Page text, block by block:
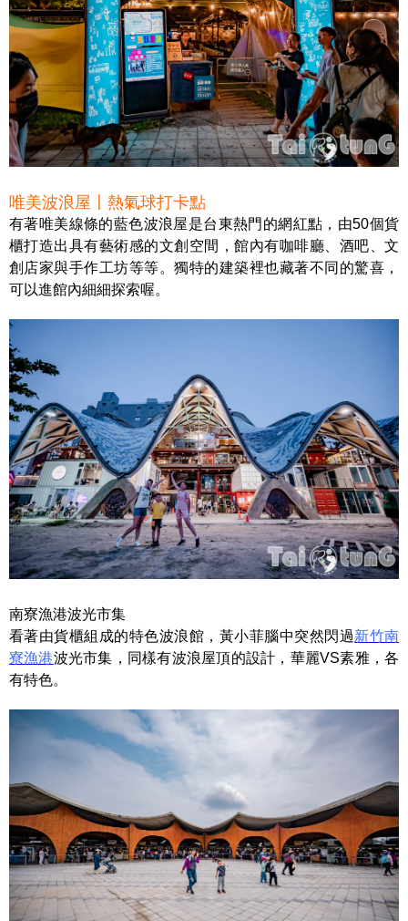
唯美波浪屋〡熱氣球打卡點
有著唯美線條的藍色波浪屋是台東熱門的網紅點，由50個貨
櫃打造出具有藝術感的文創空間，館內有咖啡廳、酒吧、文
創店家與手作工坊等等。獨特的建築裡也藏著不同的驚喜，
可以進館內細細探索喔。
南寮漁港波光市集
看著由貨櫃組成的特色波浪館，黃小菲腦中突然閃過新竹南
寮漁港波光市集，同樣有波浪屋頂的設計，華麗VS素雅，各
有特色。